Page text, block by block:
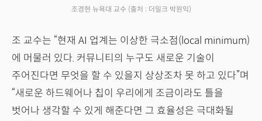
조경현 뉴욕대 교수 (출처 : 더밀크 박원익)
조 교수는 “현재 AI 업계는 이상한 극소점(local minimum)
에 머물러 있다. 커뮤니티의 누구도 새로운 기술이
주어진다면 무엇을 할 수 있을지 상상조차 못 하고 있다”며
“새로운 하드웨어나 칩이 우리에게 조금이라도 틀을
벗어나 생각할 수 있게 해준다면 그 효율성은 극대화될